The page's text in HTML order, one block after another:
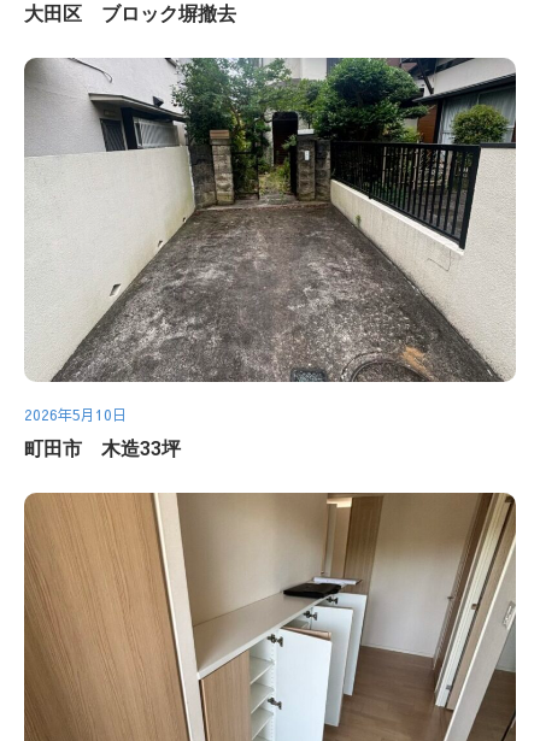
大田区 ブロック塀撤去
町田市 木造33坪
2026年5月10日